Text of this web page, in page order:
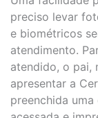
preciso levar
e biométricos
atendimento.
atendido, o pai,
apresentar a
preenchida